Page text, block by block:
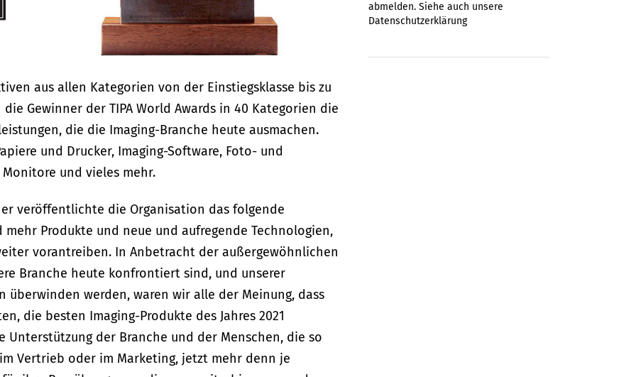
aus allen Kategorien von der Einstiegsklasse bis zu
Gewinner der TIPA World Awards in 40 Kategorien die
die die Imaging-Branche heute ausmachen.
und Drucker, Imaging-Software, Foto- und
und vieles mehr.
veröffentlichte die Organisation das folgende
mehr Produkte und neue und aufregende Technologien,
vorantreiben. In Anbetracht der außergewöhnlichen
Branche heute konfrontiert sind, und unserer
werden, waren wir alle der Meinung, dass
die besten Imaging-Produkte des Jahres 2021
Unterstützung der Branche und der Menschen, die so
Vertrieb oder im Marketing, jetzt mehr denn je
abmelden. Siehe auch unsere
Datenschutzerklärung